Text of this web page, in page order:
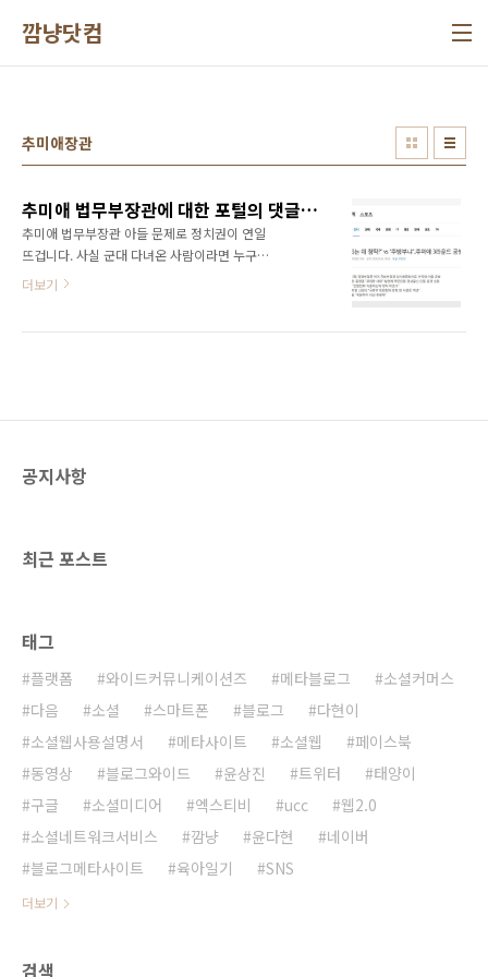
깜냥닷컴
추미애장관
추미애 법무부장관에 대한 포털의 댓글 반응은 왜 다를까?
추미애 법무부장관 아들 문제로 정치권이 연일
뜨겁니다. 사실 군대 다녀온 사람이라면 누구나
알고 있을 것이다. 무슨무슨 빽으로 편한 곳으로
탁?" vs "추방부냐"..추미애 3라운드 공방 기사
린 댓글..
더보기
공지사항
최근 포스트
태그
플랫폼 와이드커뮤니케이션즈 메타블로그
소셜커머스
다음
소셜 스마트폰 블로그
다현이
소셜웹사용설명서
메타사이트 소셜웹
페이스북
동영상
블로그와이드 윤상진 트위터
태양이
구글
소셜미디어 엑스티비 ucc
웹2.0
소셜네트워크서비스
깜냥 윤다현
네이버
블로그메타사이트
육아일기 SNS
더보기
검색